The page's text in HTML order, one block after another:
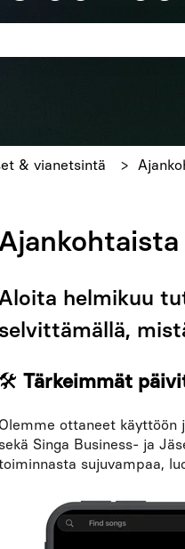
& vianetsintä
helmikuu
selvittämällä,
🛠 Tärkeimmät
Olemme ottaneet käyttöön
sekä Singa Business- ja
sujuvampaa,